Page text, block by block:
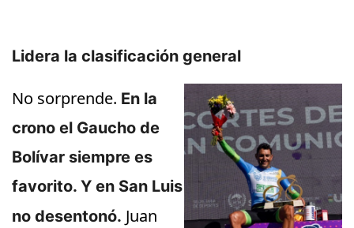
Lidera la clasificación general
No sorprende. En la
crono el Gaucho de
Bolívar siempre es
favorito. Y en San Luis
no desentonó. Juan